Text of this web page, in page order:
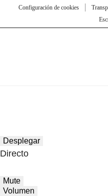
Configuración de cookies
Desplegar
Directo
Mute
Volumen